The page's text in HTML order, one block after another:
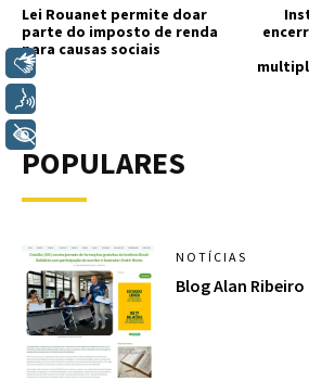
Lei Rouanet permite doar
parte do imposto de renda
para causas sociais
POPULARES
NOTÍCIAS
Blog Alan Ribeiro